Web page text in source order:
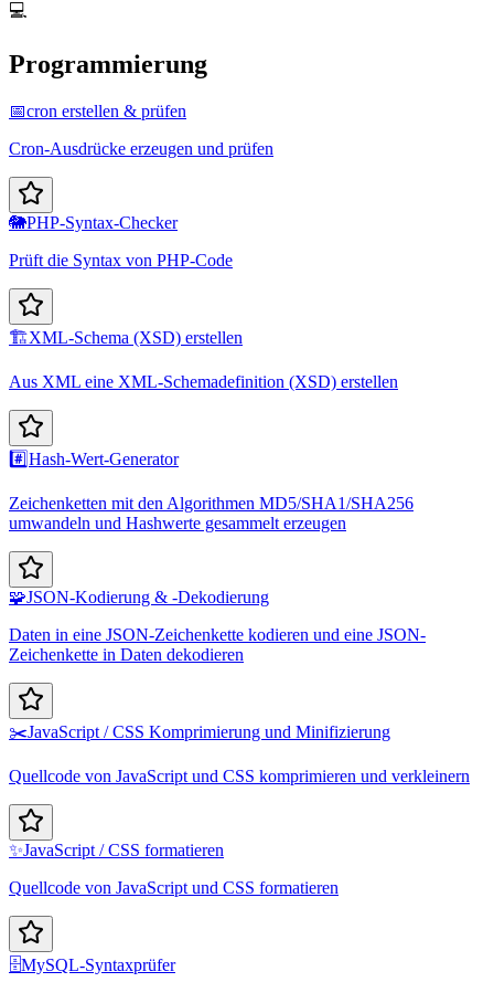
💻
Programmierung
📅cron erstellen & prüfen
Cron-Ausdrücke erzeugen und prüfen
🐘PHP-Syntax-Checker
Prüft die Syntax von PHP-Code
🏗️XML-Schema (XSD) erstellen
Aus XML eine XML-Schemadefinition (XSD) erstellen
#️⃣Hash-Wert-Generator
Zeichenketten mit den Algorithmen MD5/SHA1/SHA256
umwandeln und Hashwerte gesammelt erzeugen
🧩JSON-Kodierung & -Dekodierung
Daten in eine JSON-Zeichenkette kodieren und eine JSON-
Zeichenkette in Daten dekodieren
✂️JavaScript / CSS Komprimierung und Minifizierung
Quellcode von JavaScript und CSS komprimieren und verkleinern
✨JavaScript / CSS formatieren
Quellcode von JavaScript und CSS formatieren
🗄️MySQL-Syntaxprüfer